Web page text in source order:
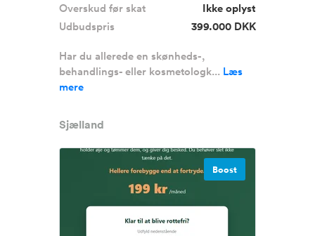
Overskud før skat
Ikke oplyst
Udbudspris
399.000 DKK
Har du allerede en skønheds-,
behandlings- eller kosmetologk... Læs
mere
Sjælland
Boost